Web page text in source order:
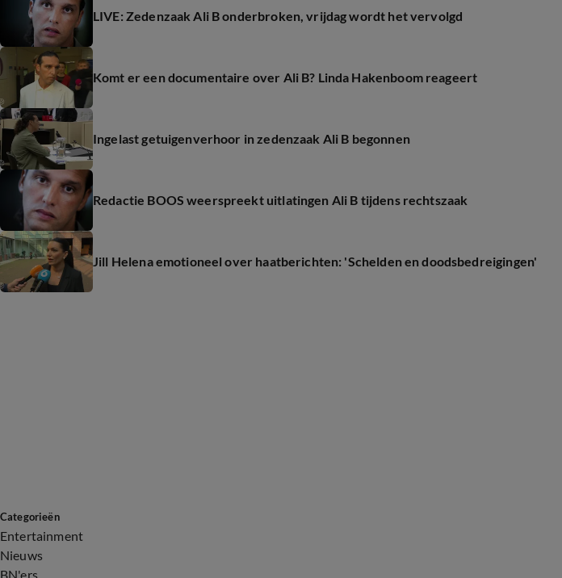
LIVE: Zedenzaak Ali B onderbroken, vrijdag wordt het vervolgd
Komt er een documentaire over Ali B? Linda Hakenboom reageert
Ingelast getuigenverhoor in zedenzaak Ali B begonnen
Redactie BOOS weerspreekt uitlatingen Ali B tijdens rechtszaak
Jill Helena emotioneel over haatberichten: 'Schelden en doodsbedreigingen'
Categorieën
Entertainment
Nieuws
BN'ers